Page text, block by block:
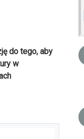
do tego, aby
w